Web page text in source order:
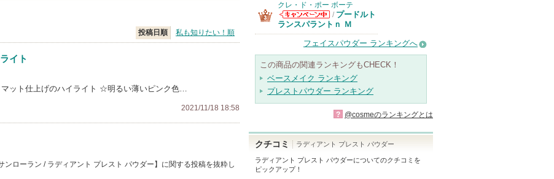
投稿日順 私も知りたい！順
イト
ット仕上げのハイライト ☆明るい薄いピンク色…
2021/11/18 18:58
ローラン / ラディアント プレスト パウダー】に関する投稿を抜粋し
クレ・ド・ポー ボーテ
クレ・ド・ポー
ボーテからのお
知らせがありま
/ プードルト
ランスパラントｎ Ｍ
フェイスパウダー ランキングへ
この商品の関連ランキングもCHECK！
ベースメイク ランキング
プレストパウダー ランキング
? @cosmeのランキングとは
クチコミ ラディアント プレスト パウダー
ラディアント プレスト パウダーについてのクチコミを
ピックアップ！